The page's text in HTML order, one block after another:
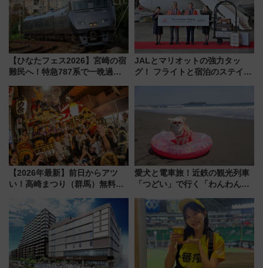
【ひなたフェス2026】宮崎の宿
難民へ！特急787系で一晩過ご
ローおひさま」が救世主に？
JALとマリオットの強力タッ
グ！ フライトと宿泊のステイタ
る方法を解説
【2026年最新】前日からアツ
い！高崎まつり（群馬）無料観
愛犬と電車旅！近鉄の観光列車
「つどい」で行く「わんわん列
める日帰りツアー